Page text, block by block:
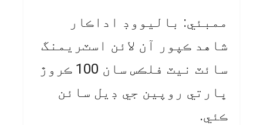
ممبئي: باليووڊ اداڪار
شاهد ڪپور آن لائن اسٽريمنگ
سائٽ نيٽ فلڪس سان 100 ڪروڙ
ڀارتي روپين جي ڊيل سائن
ڪئي.